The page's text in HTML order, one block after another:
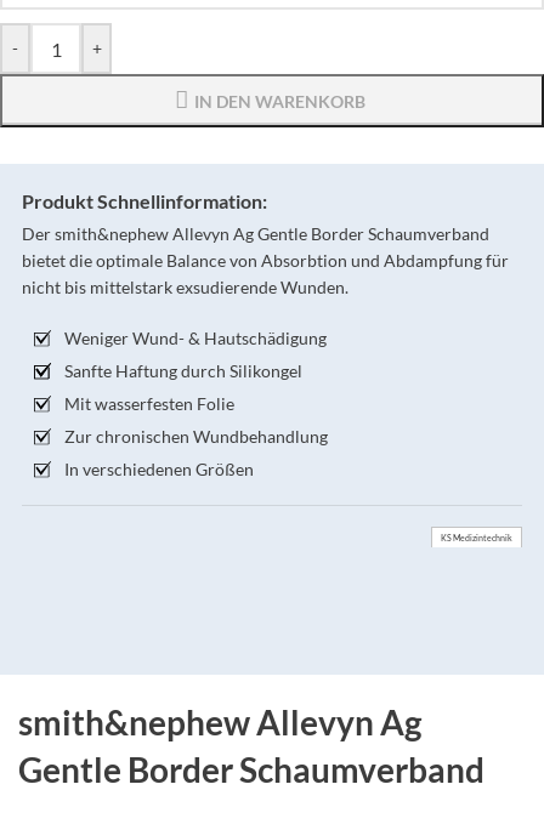
- +
IN DEN WARENKORB
Produkt Schnellinformation:
Der smith&nephew Allevyn Ag Gentle Border Schaumverband
bietet die optimale Balance von Absorbtion und Abdampfung für
nicht bis mittelstark exsudierende Wunden.
Weniger Wund- & Hautschädigung
Sanfte Haftung durch Silikongel
Mit wasserfesten Folie
Zur chronischen Wundbehandlung
In verschiedenen Größen
KS Medizintechnik
smith&nephew Allevyn Ag
Gentle Border Schaumverband